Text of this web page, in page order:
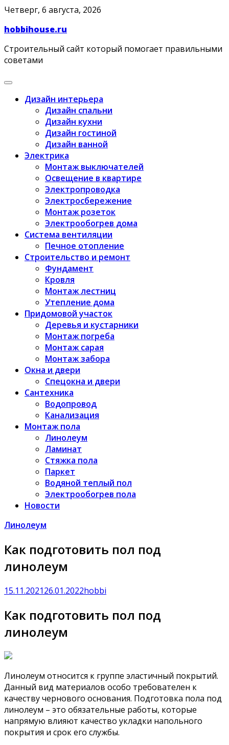
Skip
content
Четверг, 6 августа, 2026
hobbihouse.ru
Строительный сайт который помогает правильными
советами
Дизайн интерьера
Дизайн спальни
Дизайн кухни
Дизайн гостиной
Дизайн ванной
Электрика
Монтаж выключателей
Освещение в квартире
Электропроводка
Электросбережение
Монтаж розеток
Электрообогрев дома
Система вентиляции
Печное отопление
Строительство и ремонт
Фундамент
Кровля
Монтаж лестниц
Утепление дома
Придомовой участок
Деревья и кустарники
Монтаж погреба
Монтаж сарая
Монтаж забора
Окна и двери
Спецокна и двери
Сантехника
Водопровод
Канализация
Монтаж пола
Линолеум
Ламинат
Стяжка пола
Паркет
Водяной теплый пол
Электрообогрев пола
Новости
Линолеум
Как подготовить пол под
линолеум
15.11.202126.01.2022hobbi
Как подготовить пол под
линолеум
Линолеум относится к группе эластичный покрытий.
Данный вид материалов особо требователен к
качеству чернового основания. Подготовка пола под
линолеум – это обязательные работы, которые
напрямую влияют качество укладки напольного
покрытия и срок его службы.